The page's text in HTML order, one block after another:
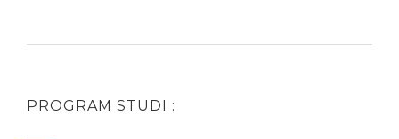
PROGRAM STUDI :